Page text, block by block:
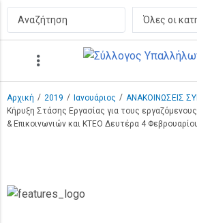
Αρχική / 2019 / Ιανουάριος / ΑΝΑΚΟΙΝΩΣΕΙΣ
Κήρυξη Στάσης Εργασίας για τους
& Επικοινωνιών και ΚΤΕΟ Δευτέρα 4